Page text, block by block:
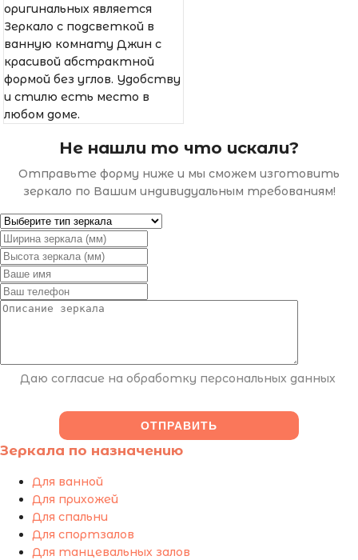
оригинальных является
Зеркало с подсветкой в
ванную комнату Джин с
красивой абстрактной
формой без углов. Удобству
и стилю есть место в
любом доме.
Не нашли то что искали?
Отправьте форму ниже и мы сможем изготовить
зеркало по Вашим индивидуальным требованиям!
Даю согласие на обработку персональных данных
Зеркала по назначению
Для ванной
Для прихожей
Для спальни
Для спортзалов
Для танцевальных залов